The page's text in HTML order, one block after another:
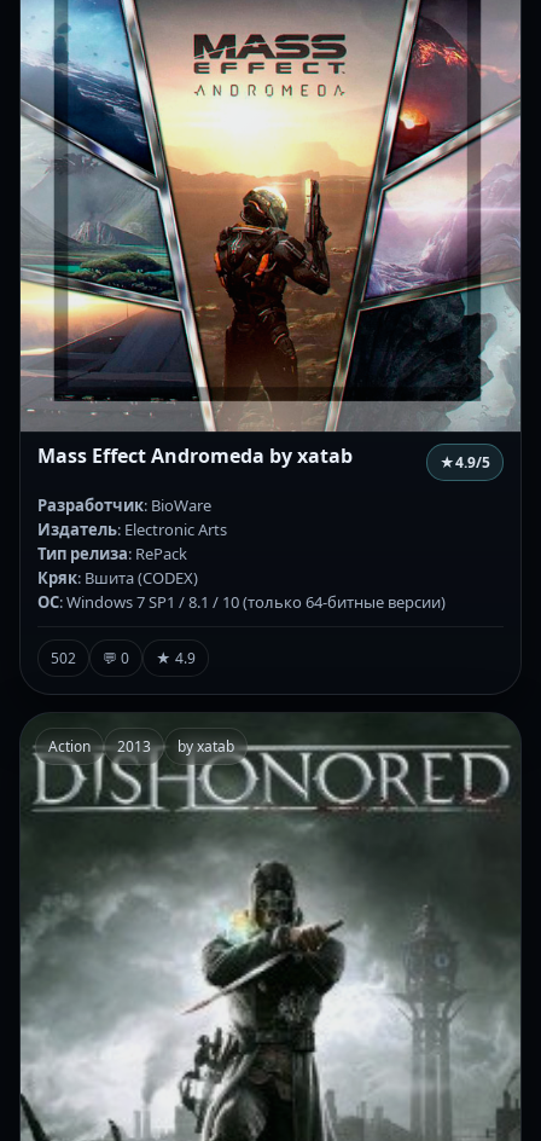
Mass Effect Andromeda by xatab ★4.9/5
Разработчик: BioWare
Издатель: Electronic Arts
Тип релиза: RePack
Кряк: Вшита (CODEX)
ОС: Windows 7 SP1 / 8.1 / 10 (только 64-битные версии)
502 💬 0 ★ 4.9
Action 2013 by xatab